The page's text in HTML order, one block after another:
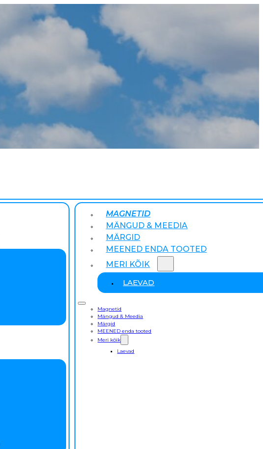
MAGNETID
MÄNGUD & MEEDIA
MÄRGID
MEENED ENDA TOOTED
MERI KÕIK
LAEVAD
Magnetid
Mängud & Meedia
Märgid
MEENED enda tooted
Meri kõik
Laevad